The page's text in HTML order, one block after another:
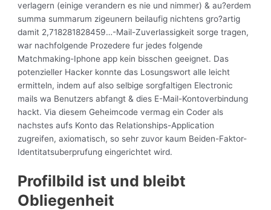
verlagern (einige verandern es nie und nimmer) & au?erdem
summa summarum zigeunern beilaufig nichtens gro?artig
damit 2,718281828459…-Mail-Zuverlassigkeit sorge tragen,
war nachfolgende Prozedere fur jedes folgende
Matchmaking-Iphone app kein bisschen geeignet. Das
potenzieller Hacker konnte das Losungswort alle leicht
ermitteln, indem auf also selbige sorgfaltigen Electronic
mails wa Benutzers abfangt & dies E-Mail-Kontoverbindung
hackt. Via diesem Geheimcode vermag ein Coder als
nachstes aufs Konto das Relationships-Application
zugreifen, axiomatisch, so sehr zuvor kaum Beiden-Faktor-
Identitatsuberprufung eingerichtet wird.
Profilbild ist und bleibt
Obliegenheit